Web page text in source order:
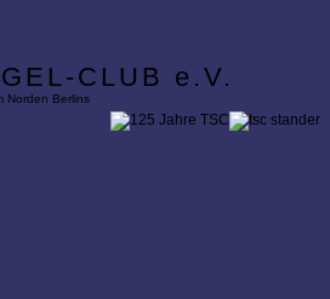
CLUB e.V.
Norden Berlins